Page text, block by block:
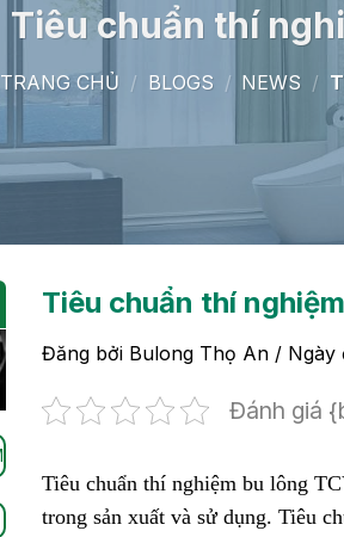
Tiêu chuẩn thí
TRANG CHỦ / BLOGS / NEWS /
Tiêu chuẩn thí
Đăng bởi Bulong Thọ An / Ngày
Đánh giá
Tiêu chuẩn thí nghiệm bu lông
trong sản xuất và sử dụng. Tiêu